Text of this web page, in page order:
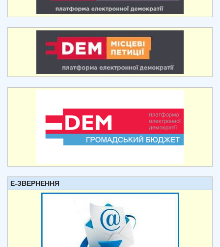
Е-ЗВЕРНЕННЯ